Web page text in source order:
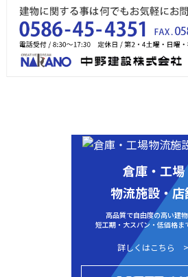
倉庫・工場
物流施設・店
高品質で自由度の高い建
短工期・大スパン・低価格ま
詳しくはこちら